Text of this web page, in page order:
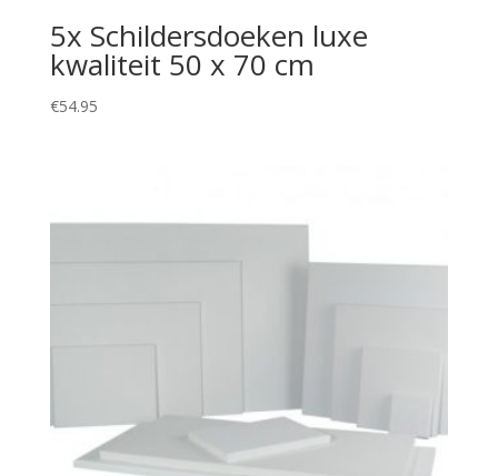
5x Schildersdoeken luxe
kwaliteit 50 x 70 cm
€54.95